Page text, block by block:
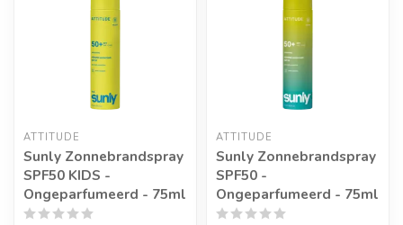
ATTITUDE
Sunly Zonnebrandspray
SPF50 KIDS -
Ongeparfumeerd - 75ml
ATTITUDE
Sunly Zonnebrandspray
SPF50 -
Ongeparfumeerd - 75ml